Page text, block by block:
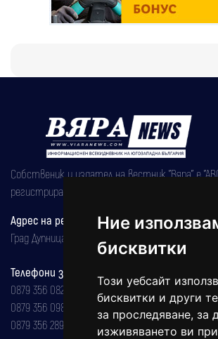
Ние
бисквитки
Този уебсайт
бисквитки и други
за проследяване, за
изживяването ви при
Собственик и издател на вестник "Вяра" е
регистрирана на 08.05.2002 година.
Адрес на редакцията
Град Дупница, ул.''Христо Ботев" 43
Телефони за реклама и абонаменти
0879 356 082
0879 356 098
0879 356 289